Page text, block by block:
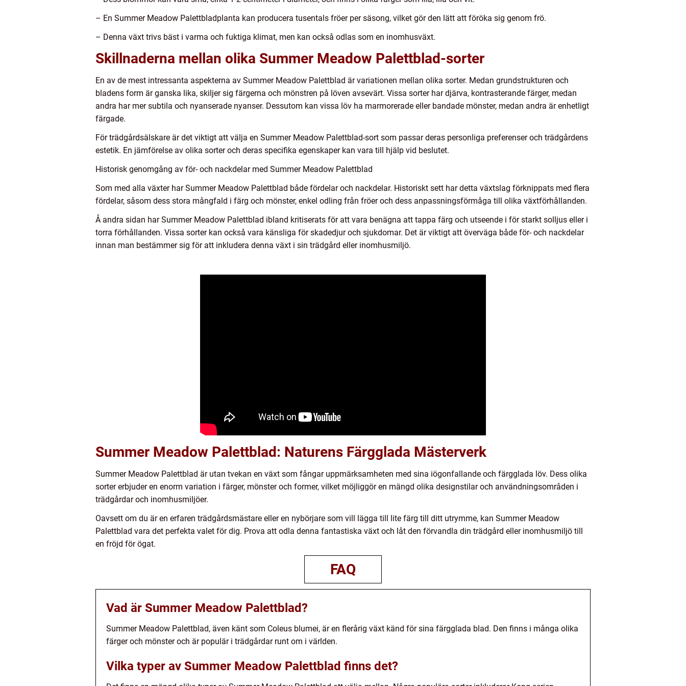
– En Summer Meadow Palettbladplanta kan producera tusentals fröer per säsong, vilket gör den lätt att föröka sig genom frö.
– Denna växt trivs bäst i varma och fuktiga klimat, men kan också odlas som en inomhusväxt.
Skillnaderna mellan olika Summer Meadow Palettblad-sorter
En av de mest intressanta aspekterna av Summer Meadow Palettblad är variationen mellan olika sorter. Medan grundstrukturen och
bladens form är ganska lika, skiljer sig färgerna och mönstren på löven avsevärt. Vissa sorter har djärva, kontrasterande färger, medan
andra har mer subtila och nyanserade nyanser. Dessutom kan vissa löv ha marmorerade eller bandade mönster, medan andra är enhetligt
färgade.
För trädgårdsälskare är det viktigt att välja en Summer Meadow Palettblad-sort som passar deras personliga preferenser och trädgårdens
estetik. En jämförelse av olika sorter och deras specifika egenskaper kan vara till hjälp vid beslutet.
Historisk genomgång av för- och nackdelar med Summer Meadow Palettblad
Som med alla växter har Summer Meadow Palettblad både fördelar och nackdelar. Historiskt sett har detta växtslag förknippats med flera
fördelar, såsom dess stora mångfald i färg och mönster, enkel odling från fröer och dess anpassningsförmåga till olika växtförhållanden.
Å andra sidan har Summer Meadow Palettblad ibland kritiserats för att vara benägna att tappa färg och utseende i för starkt solljus eller i
torra förhållanden. Vissa sorter kan också vara känsliga för skadedjur och sjukdomar. Det är viktigt att överväga både för- och nackdelar
innan man bestämmer sig för att inkludera denna växt i sin trädgård eller inomhusmiljö.
Summer Meadow Palettblad: Naturens Färgglada Mästerverk
Summer Meadow Palettblad är utan tvekan en växt som fångar uppmärksamheten med sina iögonfallande och färgglada löv. Dess olika
sorter erbjuder en enorm variation i färger, mönster och former, vilket möjliggör en mängd olika designstilar och användningsområden i
trädgårdar och inomhusmiljöer.
Oavsett om du är en erfaren trädgårdsmästare eller en nybörjare som vill lägga till lite färg till ditt utrymme, kan Summer Meadow
Palettblad vara det perfekta valet för dig. Prova att odla denna fantastiska växt och låt den förvandla din trädgård eller inomhusmiljö till
en fröjd för ögat.
FAQ
Vad är Summer Meadow Palettblad?
Summer Meadow Palettblad, även känt som Coleus blumei, är en flerårig växt känd för sina färgglada blad. Den finns i många olika
färger och mönster och är populär i trädgårdar runt om i världen.
Vilka typer av Summer Meadow Palettblad finns det?